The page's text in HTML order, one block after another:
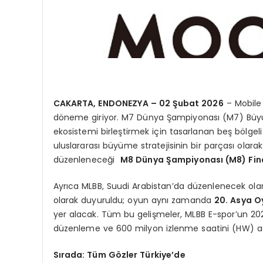
CAKARTA, ENDONEZYA – 02 Şubat 2026 –
döneme giriyor. M7 Dünya Şampiyonası (M7)
ekosistemi birleştirmek için tasarlanan beş
uluslararası büyüme stratejisinin bir parçası
düzenleneceği M8 Dünya Şampiyonası (M8)
Ayrıca MLBB, Suudi Arabistan’da düzenlenecek
olarak duyuruldu; oyun aynı zamanda 20. Asya
yer alacak. Tüm bu gelişmeler, MLBB E-spor’un
düzenleme ve 600 milyon izlenme saatini (HW)
Sırada: Tüm Gözler Türkiye’de